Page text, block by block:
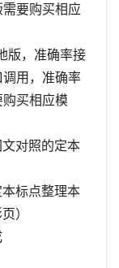
要购买相应
版，准确率接
用，准确率
买相应模
对照的定本
标点整理本
）